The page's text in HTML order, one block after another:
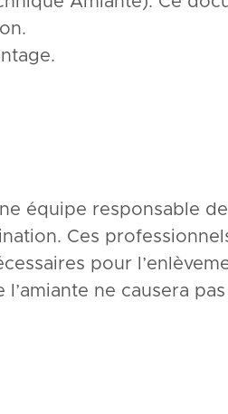
équipe responsable
Ces
pour
ne causera